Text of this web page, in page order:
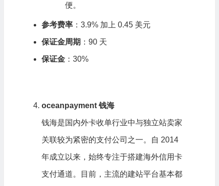
便。
参考费率：3.9% 加上 0.45 美元
保证金周期 ：90 天
保证金：30%
oceanpayment 钱海
钱海是国内外卡收单行业中与独立站卖家
关联较为紧密的支付公司之一。自 2014
年成立以来，始终专注于搭建海外信用卡
支付通道。目前，主流的建站平台基本都